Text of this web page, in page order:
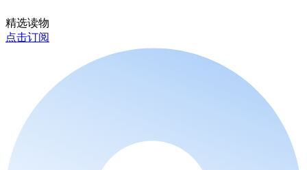
精选读物
点击订阅